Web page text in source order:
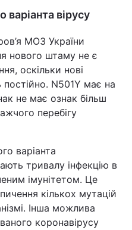
варіанта вірусу
МОЗ України
нового штаму не є
оскільки нові
постійно. N501Y має на
не має ознак більш
перебігу
варіанта
тривалу інфекцію в
імунітетом. Це
кількох мутацій
Інша можлива
коронавірусу